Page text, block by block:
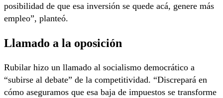
posibilidad de que esa inversión se quede acá, genere más
empleo”, planteó.
Llamado a la oposición
Rubilar hizo un llamado al socialismo democrático a
“subirse al debate” de la competitividad. “Discrepará en
cómo aseguramos que esa baja de impuestos se transforme